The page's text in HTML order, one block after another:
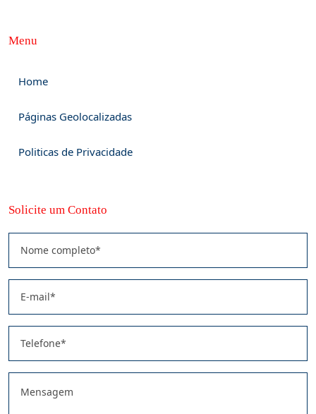
Menu
Home
Páginas Geolocalizadas
Politicas de Privacidade
Solicite um Contato